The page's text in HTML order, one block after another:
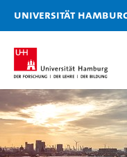
Universität